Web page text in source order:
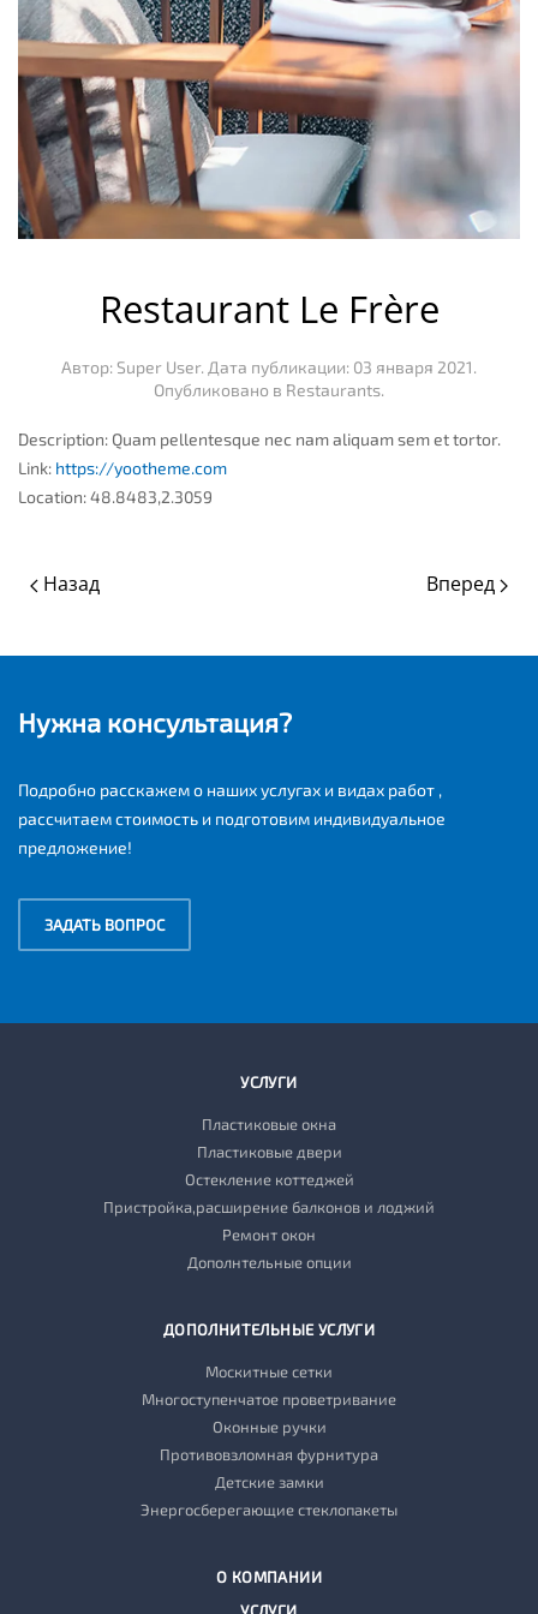
Restaurant Le Frère
Автор: Super User. Дата публикации: 03 января 2021.
Опубликовано в Restaurants.
Description: Quam pellentesque nec nam aliquam sem et tortor.
Link: https://yootheme.com
Location:48.8483,2.3059
Назад Вперед
Нужна консультация?
Подробно расскажем о наших услугах и видах работ ,
рассчитаем стоимость и подготовим индивидуальное
предложение!
ЗАДАТЬ ВОПРОС
УСЛУГИ
Пластиковые окна
Пластиковые двери
Остекление коттеджей
Пристройка,расширение балконов и лоджий
Ремонт окон
Дополнтельные опции
ДОПОЛНИТЕЛЬНЫЕ УСЛУГИ
Москитные сетки
Многоступенчатое проветривание
Оконные ручки
Противовзломная фурнитура
Детские замки
Энергосберегающие стеклопакеты
О КОМПАНИИ